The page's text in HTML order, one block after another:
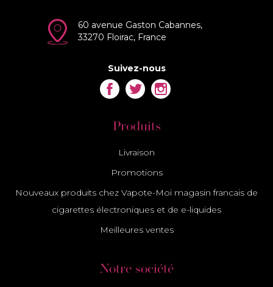
60 avenue Gaston Cabannes,
33270 Floirac, France
Suivez-nous
Facebook
TwitterInstagram
Produits
Livraison
Promotions
Nouveaux produits chez Vapote-Moi magasin francais de
cigarettes électroniques et de e-liquides
Meilleures ventes
Notre société